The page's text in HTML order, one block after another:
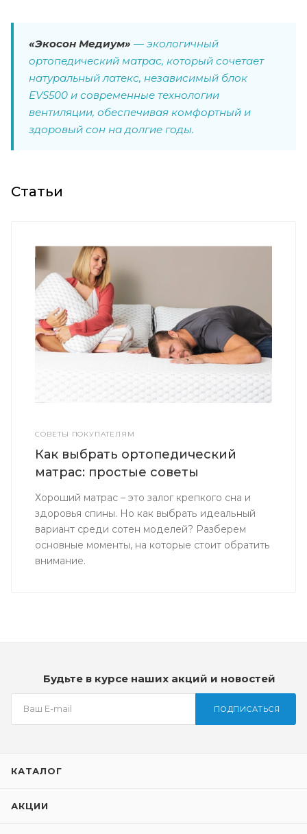
«Экосон Медиум» — экологичный
ортопедический матрас, который сочетает
натуральный латекс, независимый блок
EVS500 и современные технологии
вентиляции, обеспечивая комфортный и
здоровый сон на долгие годы.
Статьи
СОВЕТЫ ПОКУПАТЕЛЯМ
Как выбрать ортопедический
матрас: простые советы
Хороший матрас – это залог крепкого сна и
здоровья спины. Но как выбрать идеальный
вариант среди сотен моделей? Разберем
основные моменты, на которые стоит обратить
внимание.
Будьте в курсе наших акций и новостей
ПОДПИСАТЬСЯ
КАТАЛОГ
АКЦИИ